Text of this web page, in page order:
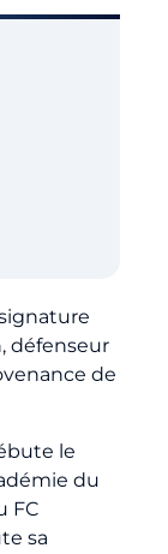
défenseur
de
le
du
FC
sa